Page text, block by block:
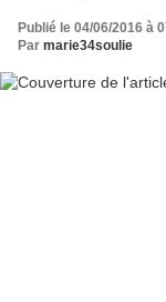
Publié le 04/06/2016 à
Par marie34soulie